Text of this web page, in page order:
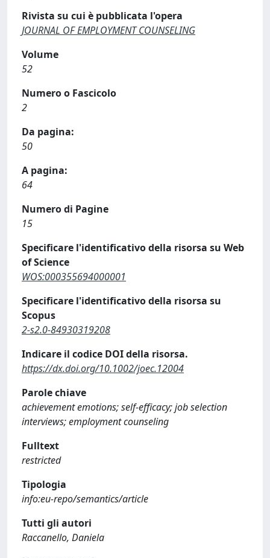
Rivista su cui è pubblicata l'opera
JOURNAL OF EMPLOYMENT COUNSELING
Volume
52
Numero o Fascicolo
2
Da pagina:
50
A pagina:
64
Numero di Pagine
15
Specificare l'identificativo della risorsa su Web
of Science
WOS:000355694000001
Specificare l'identificativo della risorsa su
Scopus
2-s2.0-84930319208
Indicare il codice DOI della risorsa.
https://dx.doi.org/10.1002/joec.12004
Parole chiave
achievement emotions; self-efficacy; job selection
interviews; employment counseling
Fulltext
restricted
Tipologia
info:eu-repo/semantics/article
Tutti gli autori
Raccanello, Daniela